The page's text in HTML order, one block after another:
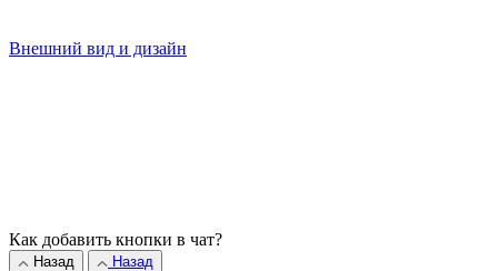
Внешний вид и дизайн
Как добавить кнопки в чат?
Назад Назад